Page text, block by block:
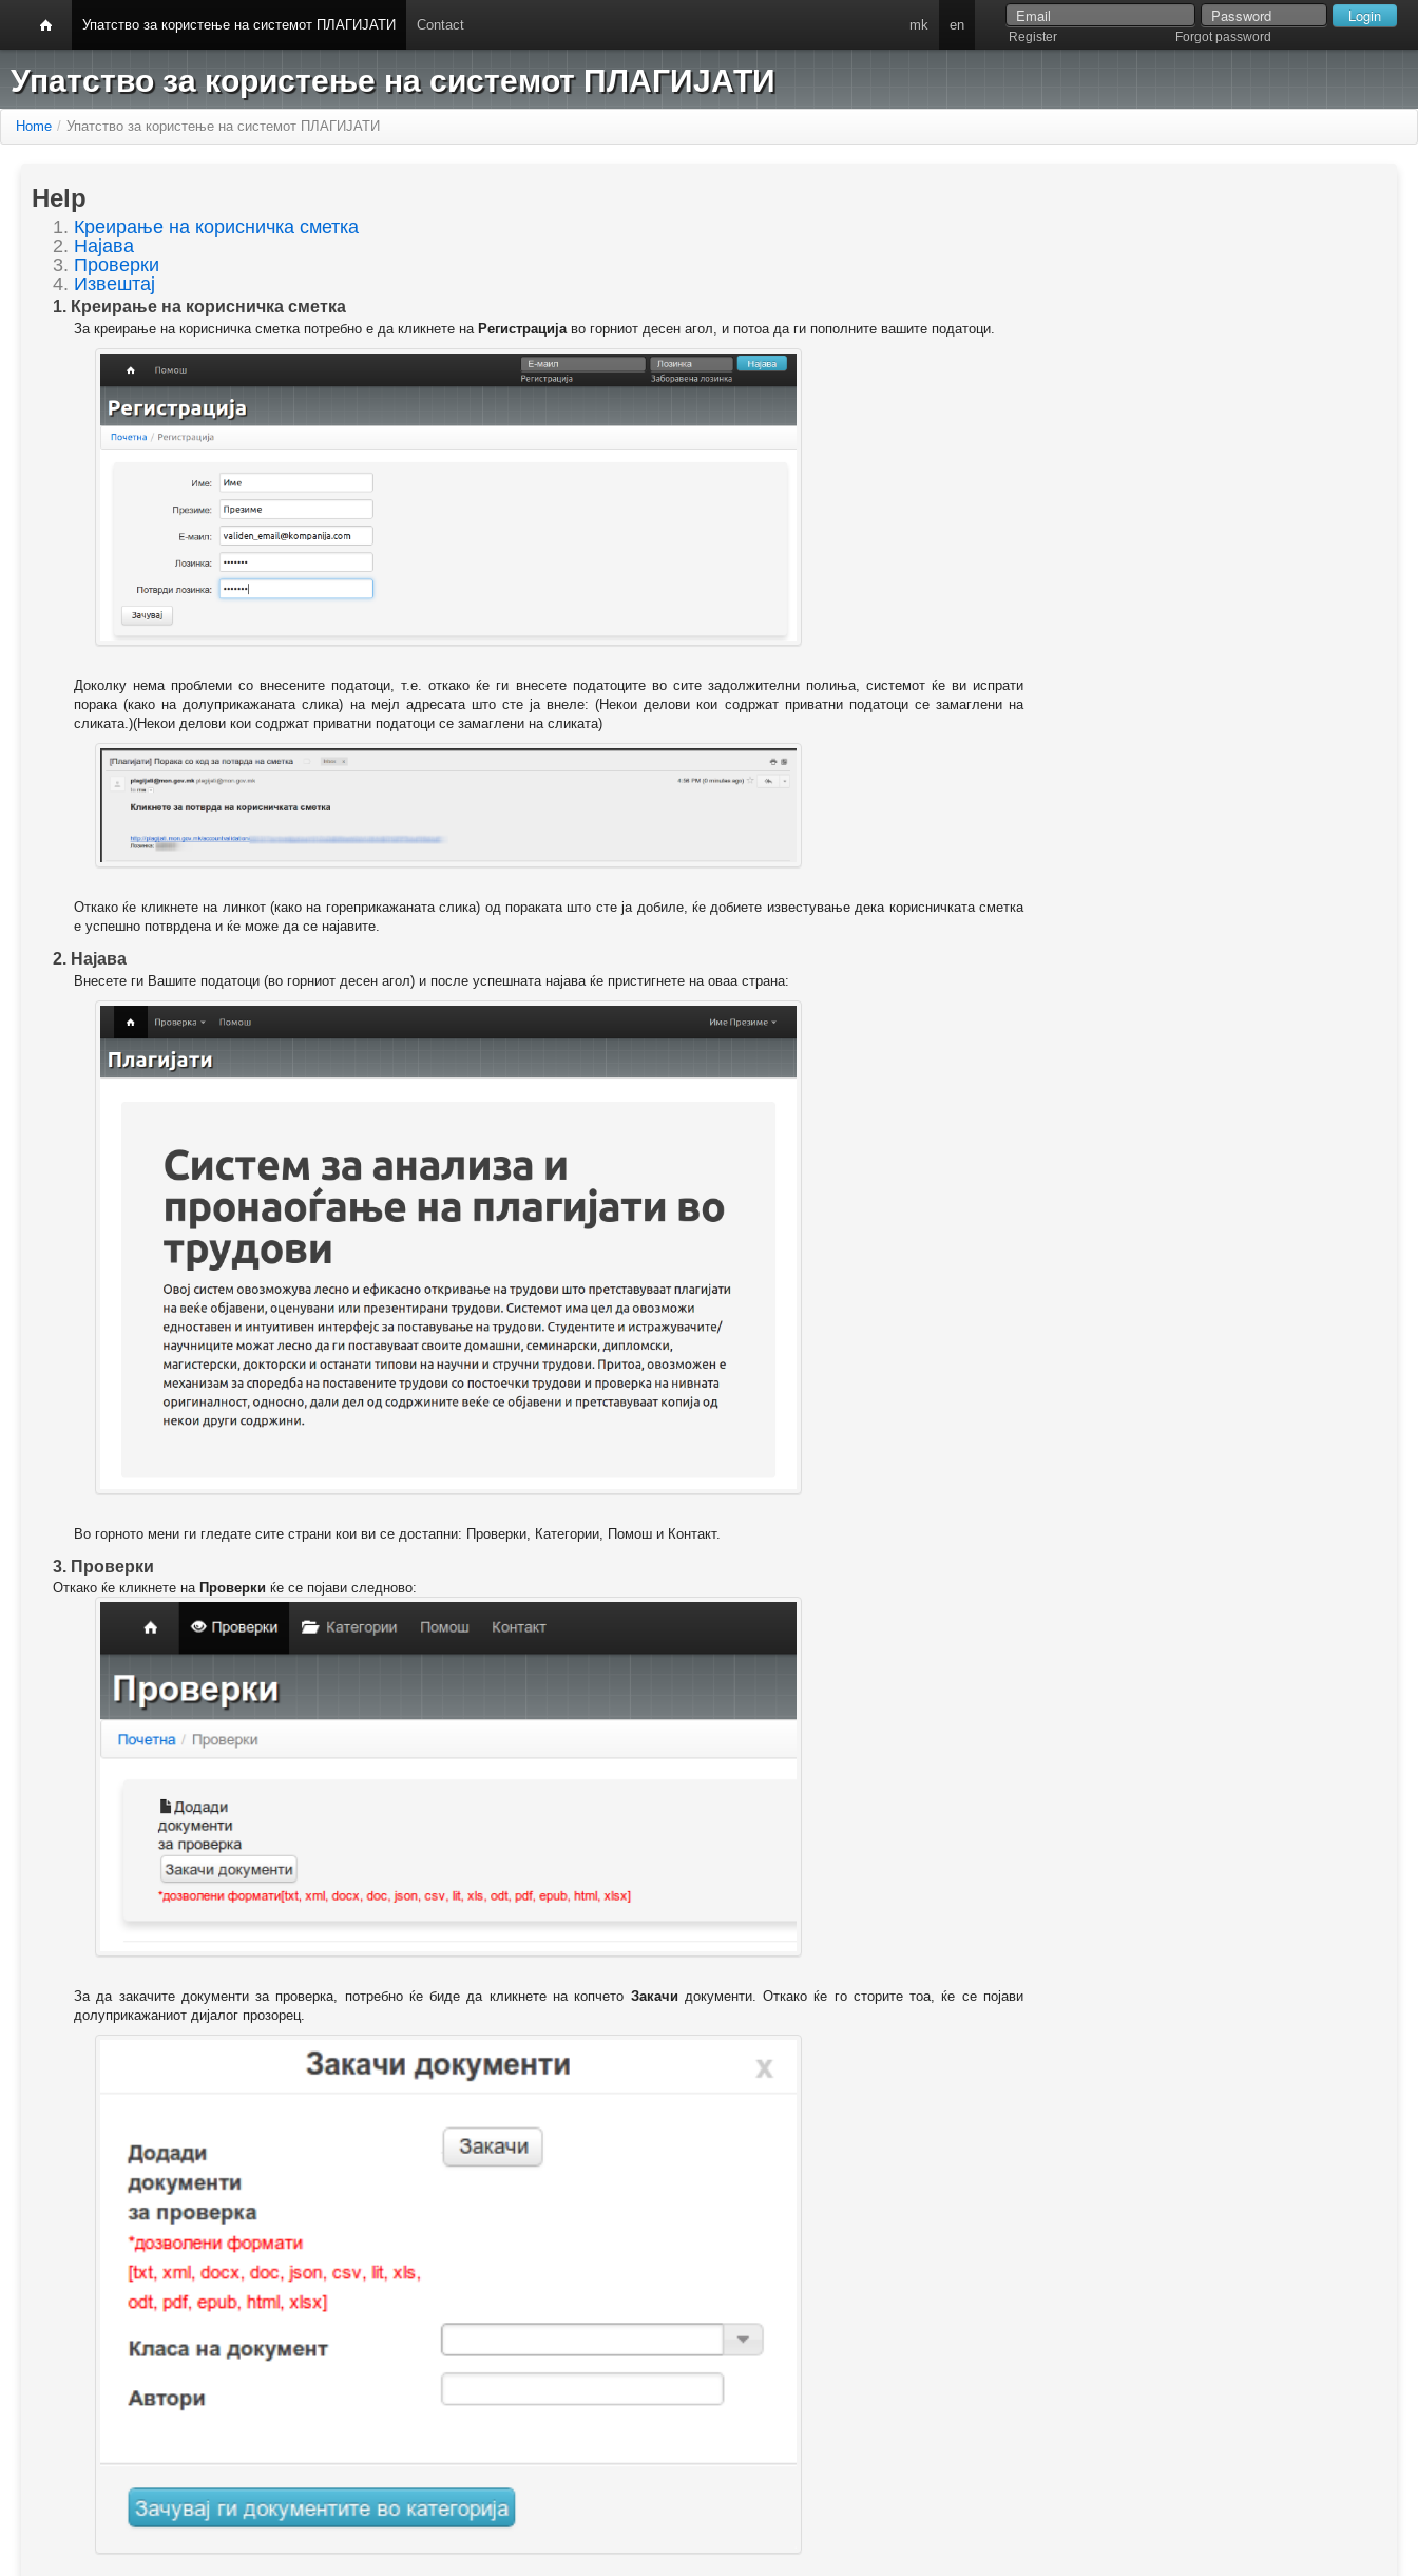
Упатство за користење на системот ПЛАГИЈАТИ Contact
Register Forgot password
mk en
Упатство за користење на системот ПЛАГИЈАТИ
Home / Упатство за користење на системот ПЛАГИЈАТИ
Help
1. Креирање на корисничка сметка
2. Најава
3. Проверки
4. Извештај
1. Креирање на корисничка сметка
За креирање на корисничка сметка потребно е да кликнете на Регистрацијаво горниот десен агол, и потоа да ги пополните вашите податоци.
Доколку нема проблеми со внесените податоци, т.е. откако ќе ги внесете податоците во сите задолжителни полиња, системот ќе ви испрати
порака (како на долуприкажаната слика) на мејл адресата што сте ја внеле: (Некои делови кои содржат приватни податоци се замаглени на
сликата.)(Некои делови кои содржат приватни податоци се замаглени на сликата)
Откако ќе кликнете на линкот (како на гореприкажаната слика) од пораката што сте ја добиле, ќе добиете известување дека корисничката сметка
е успешно потврдена и ќе може да се најавите.
2. Најава
Внесете ги Вашите податоци (во горниот десен агол) и после успешната најава ќе пристигнете на оваа страна:
Во горното мени ги гледате сите страни кои ви се достапни: Проверки, Категории, Помош и Контакт.
3. Проверки
Откако ќе кликнете на Проверки ќе се појави следново:
За да закачите документи за проверка, потребно ќе биде да кликнете на копчето Закачи документи. Откако ќе го сторите тоа, ќе се појави
долуприкажаниот дијалог прозорец.